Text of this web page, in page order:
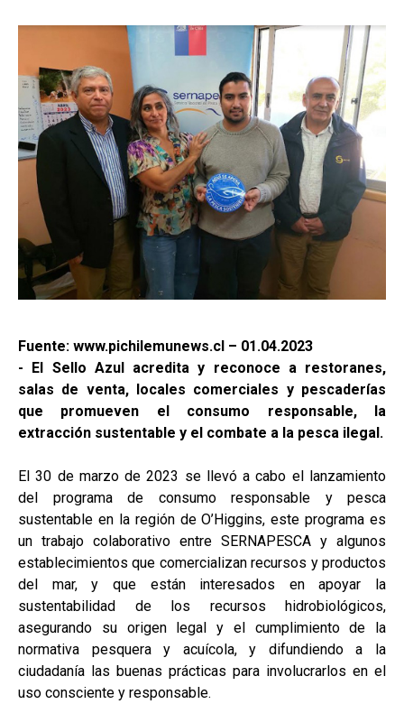
Fuente: www.pichilemunews.cl – 01.04.2023
- El Sello Azul acredita y reconoce a restoranes,
salas de venta, locales comerciales y pescaderías
que promueven el consumo responsable, la
extracción sustentable y el combate a la pesca ilegal.
El 30 de marzo de 2023 se llevó a cabo el lanzamiento
del programa de consumo responsable y pesca
sustentable en la región de O’Higgins, este programa es
un trabajo colaborativo entre SERNAPESCA y algunos
establecimientos que comercializan recursos y productos
del mar, y que están interesados en apoyar la
sustentabilidad de los recursos hidrobiológicos,
asegurando su origen legal y el cumplimiento de la
normativa pesquera y acuícola, y difundiendo a la
ciudadanía las buenas prácticas para involucrarlos en el
uso consciente y responsable.